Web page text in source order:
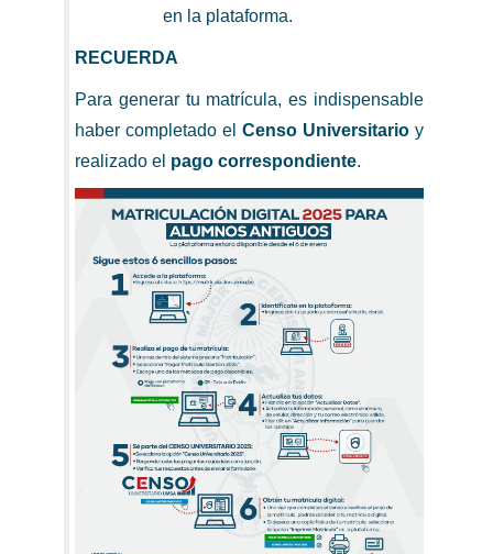
en la plataforma.
RECUERDA
Para generar tu matrícula, es indispensable
haber completado el Censo Universitario y
realizado el pago correspondiente.